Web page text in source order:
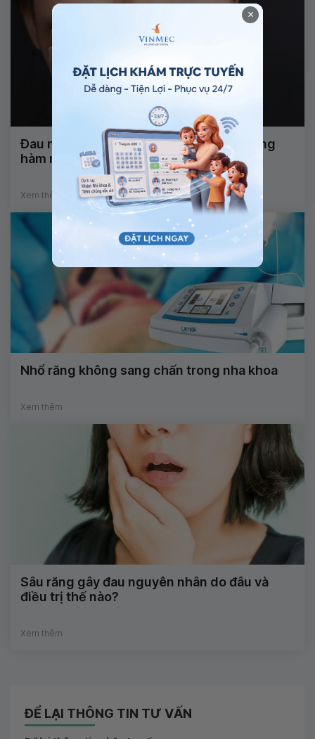
Đau nhức 2 bên hàm sau 3 tháng nhổ răng
hàm mọc lệch có sao không?
Xem thêm
Nhổ răng không sang chấn trong nha khoa
Xem thêm
Sâu răng gây đau nguyên nhân do đâu và
điều trị thế nào?
Xem thêm
ĐỂ LẠI THÔNG TIN TƯ VẤN
×